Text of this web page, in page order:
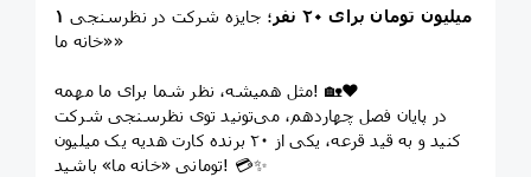
۱ میلیون تومان برای ۲۰ نفر
؛ جایزه شرکت در نظرسنجی
«خانه ما»
مثل همیشه، نظر شما برای ما مهمه! 🏡❤️
در پایان فصل چهاردهم، می‌تونید توی نظرسنجی شرکت
کنید و به قید قرعه، یکی از ۲۰ برنده کارت هدیه یک میلیون
تومانی «خانه ما» باشید! 💳✨